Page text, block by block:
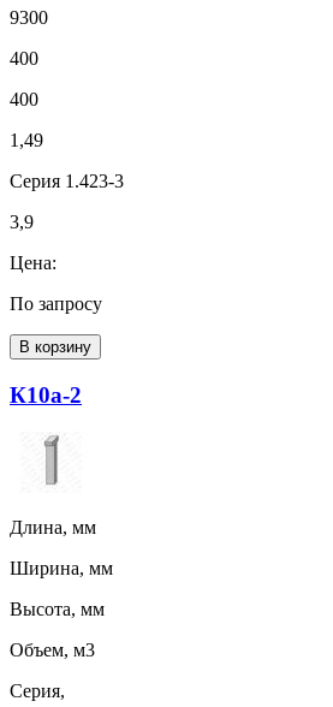
9300
400
400
1,49
Серия 1.423-3
3,9
Цена:
По запросу
В корзину
К10а-2
Длина, мм
Ширина, мм
Высота, мм
Объем, м3
Серия,